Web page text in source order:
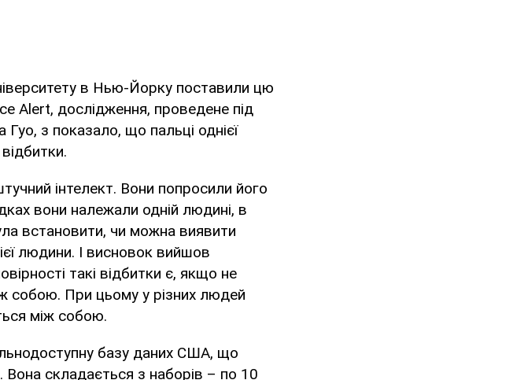
в Нью-Йорку поставили цю
Alert, дослідження, проведене під
з показало, що пальці однієї
інтелект. Вони попросили його
вони належали одній людині, в
встановити, чи можна виявити
людини. І висновок вийшов
такі відбитки є, якщо не
собою. При цьому у різних людей
між собою.
базу даних США, що
Вона складається з наборів – по 10